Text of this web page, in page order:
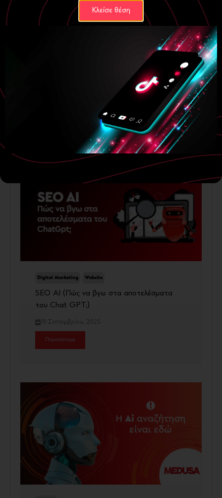
Ο κόσμος αγοράζει εσένα, όχι αυτό που
Digital Marketing Website
SEO AI (Πώς να βγω στα αποτελέσματα
του Chat GPT;)
19 Σεπτεμβρίου, 2025
Περισσότερα
Κλείσε θέση